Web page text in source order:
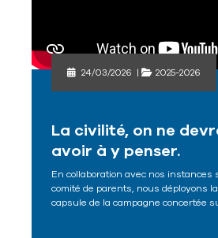
24/03/2026 | 2025-2026
La civilité, on ne
avoir à y penser.
En collaboration avec nos instances
comité de parents, nous déployons
capsule de la campagne concertée